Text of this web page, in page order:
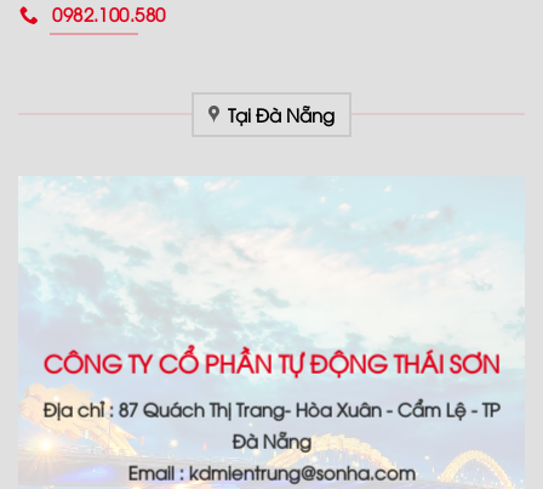
0982.100.580
Tại Đà Nẵng
CÔNG TY CỔ PHẦN TỰ ĐỘNG THÁI SƠN
Địa chỉ : 87 Quách Thị Trang- Hòa Xuân - Cẩm Lệ - TP
Đà Nẵng
Email : kdmientrung@sonha.com